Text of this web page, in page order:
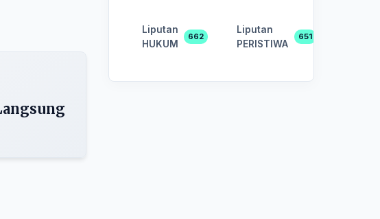
Liputan
HUKUM
662
Liputan
PERISTIWA
651